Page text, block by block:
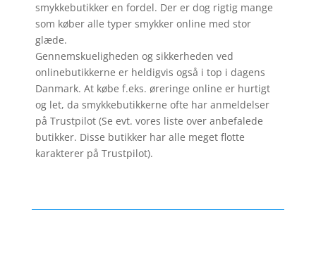
smykkebutikker en fordel. Der er dog rigtig mange
som køber alle typer smykker online med stor
glæde.
Gennemskueligheden og sikkerheden ved
onlinebutikkerne er heldigvis også i top i dagens
Danmark. At købe f.eks. øreringe online er hurtigt
og let, da smykkebutikkerne ofte har anmeldelser
på Trustpilot (Se evt. vores liste over anbefalede
butikker. Disse butikker har alle meget flotte
karakterer på Trustpilot).